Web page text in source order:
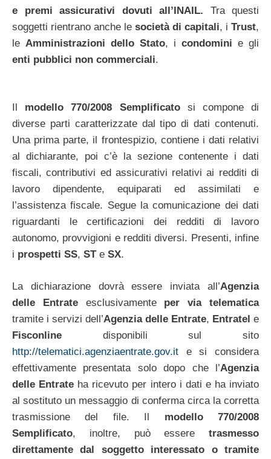
e premi assicurativi dovuti all’INAIL. Tra questi
soggetti rientrano anche le società di capitali, i Trust,
le Amministrazioni dello Stato, i condomini e gli
enti pubblici non commerciali.
modello 770/2008 Semplificatosi compone di
diverse parti caratterizzate dal tipo di dati contenuti.
Una prima parte, il frontespizio, contiene i dati relativi
al dichiarante, poi c’è la sezione contenente i dati
fiscali, contributivi ed assicurativi relativi ai redditi di
lavoro dipendente, equiparati ed assimilati e
l’assistenza fiscale. Segue la comunicazione dei dati
riguardanti le certificazioni dei redditi di lavoro
autonomo, provvigioni e redditi diversi. Presenti, infine
i prospetti SS, STe SX.
La dichiarazione dovrà essere inviata all’Agenzia
delle Entrateesclusivamente per via telematica
tramite i servizi dell’Agenzia delle Entrate, Entratel e
Fisconline disponibili sul sito
http://telematici.agenziaentrate.gov.it e si considera
effettivamente presentata solo dopo che l’Agenzia
delle Entrate ha ricevuto per intero i dati e ha inviato
al sostituto un messaggio di conferma circa la corretta
trasmissione del file. Il modello 770/2008
Semplificato, inoltre, può essere trasmesso
direttamente dal soggetto interessato o tramite